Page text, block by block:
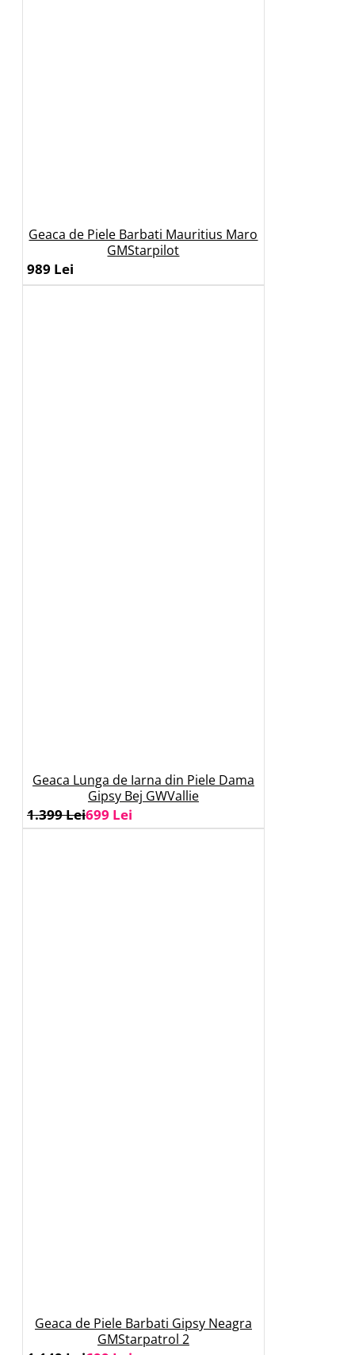
Geaca de Piele Barbati Mauritius Maro
GMStarpilot
989 Lei
Geaca Lunga de Iarna din Piele Dama
Gipsy Bej GWVallie
699 Lei
1.399 Lei
Geaca de Piele Barbati Gipsy Neagra
GMStarpatrol 2